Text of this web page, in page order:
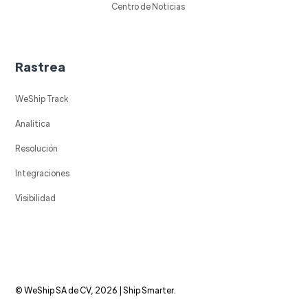
Centro de Noticias
Rastrea
WeShip Track
Analitica
Resolución
Integraciones
Visibilidad
© WeShip SA de CV, 2026 | Ship Smarter.